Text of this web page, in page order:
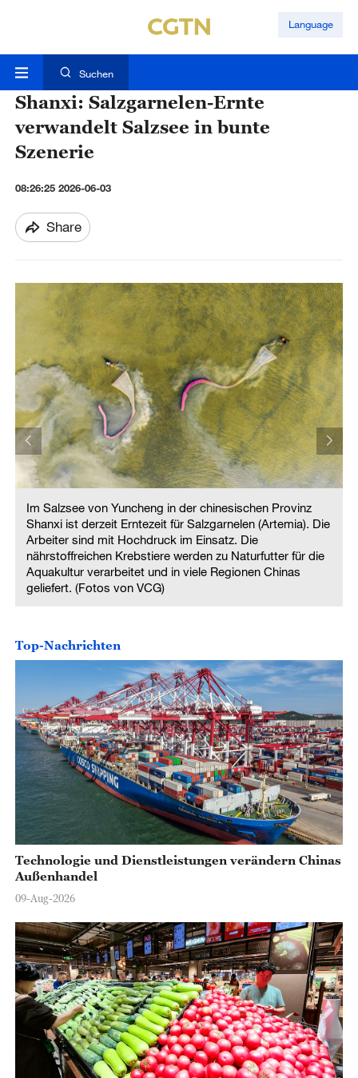
Language
Suchen
Shanxi: Salzgarnelen-Ernte
verwandelt Salzsee in bunte
Szenerie
08:26:25 2026-06-03
Share
Im Salzsee von Yuncheng in der chinesischen Provinz
Shanxi ist derzeit Erntezeit für Salzgarnelen (Artemia). Die
Arbeiter sind mit Hochdruck im Einsatz. Die
nährstoffreichen Krebstiere werden zu Naturfutter für die
Aquakultur verarbeitet und in viele Regionen Chinas
geliefert. (Fotos von VCG)
Top-Nachrichten
Technologie und Dienstleistungen verändern Chinas
Außenhandel
09-Aug-2026